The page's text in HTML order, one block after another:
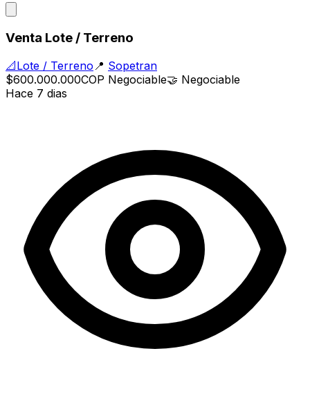
Venta Lote / Terreno
📐Lote / Terreno 📍 Sopetran
$600.000.000COP Negociable🤝 Negociable
Hace 7 dias